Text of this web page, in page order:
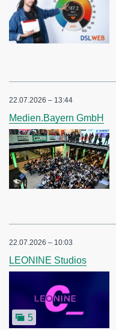
22.07.2026 – 13:44
Medien.Bayern GmbH
22.07.2026 – 10:03
LEONINE Studios
5